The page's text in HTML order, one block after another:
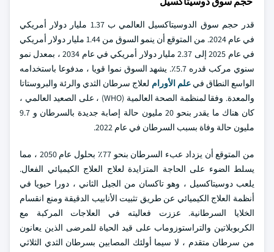
قدر حجم سوق الدوسيتاكسيل العالمي ب 1.37 مليار دولار أمريكي
في عام 2024. من المتوقع أن ينمو السوق من 1.44 مليار دولار أمريكي
في عام 2025 إلى 2.37 مليار دولار أمريكي في عام 2034 ، بمعدل نمو
سنوي مركب قدره 5.7٪. يشهد السوق نموا قويا ، مدفوعا باستخدامه
الواسع النطاق فيعلم الأورام لعلاج سرطان الثدي والرئة والبروستاتا
والمعدة. وفقا لمنظمة الصحة العالمية (WHO) ، على الصعيد العالمي ،
كان هناك ما يقدر بنحو 20 مليون حالة إصابة جديدة بالسرطان و 9.7
مليون حالة وفاة بسبب السرطان في عام 2022.
من المتوقع أن يزداد عبء السرطان بنحو 77٪ بحلول عام 2050 ، مما
يسلط الضوء على الحاجة المتزايدة لعلاج العلاج الكيميائي الفعال.
يلعب دوسيتاكسيل ، وهو تاكسان من الجيل الثاني ، دورا حيويا في
أنظمة العلاج الكيميائي عن طريق تثبيت الأنابيب الدقيقة ومنع انقسام
الخلايا السرطانية. عززت فعاليته في العلاجات المركبة مع
الكربوبلاتين والتراستوزوماب على قيد الحياة للمرضى الذين يعانون
من سرطان متقدم ، لا سيما أولئك المصابين بسرطان الثدي الثلاثي